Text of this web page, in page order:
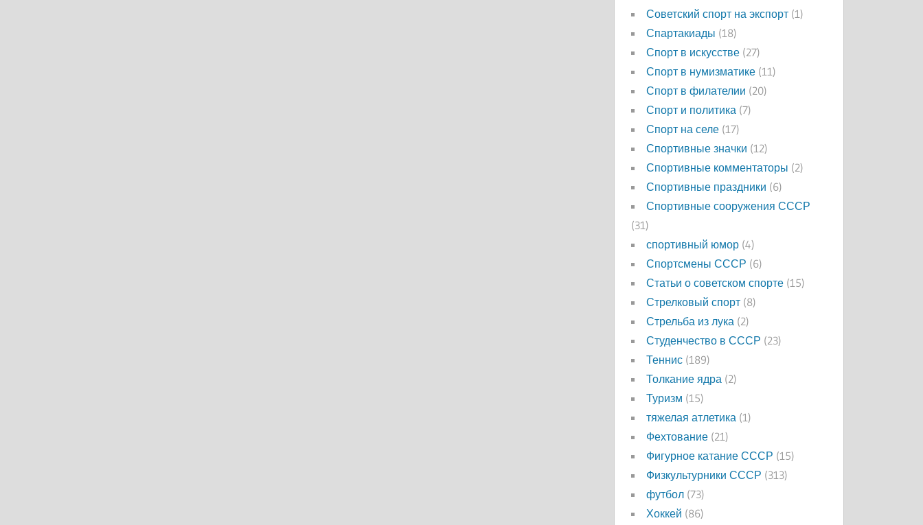
Советский спорт на экспорт (1)
Спартакиады (18)
Спорт в искусстве (27)
Спорт в нумизматике (11)
Спорт в филателии (20)
Спорт и политика (7)
Спорт на селе (17)
Спортивные значки (12)
Спортивные комментаторы (2)
Спортивные праздники (6)
Спортивные сооружения СССР
(31)
спортивный юмор (4)
Спортсмены СССР (6)
Статьи о советском спорте (15)
Стрелковый спорт (8)
Стрельба из лука (2)
Студенчество в СССР (23)
Теннис (189)
Толкание ядра (2)
Туризм (15)
тяжелая атлетика (1)
Фехтование (21)
Фигурное катание СССР (15)
Физкультурники СССР (313)
футбол (73)
Хоккей (86)